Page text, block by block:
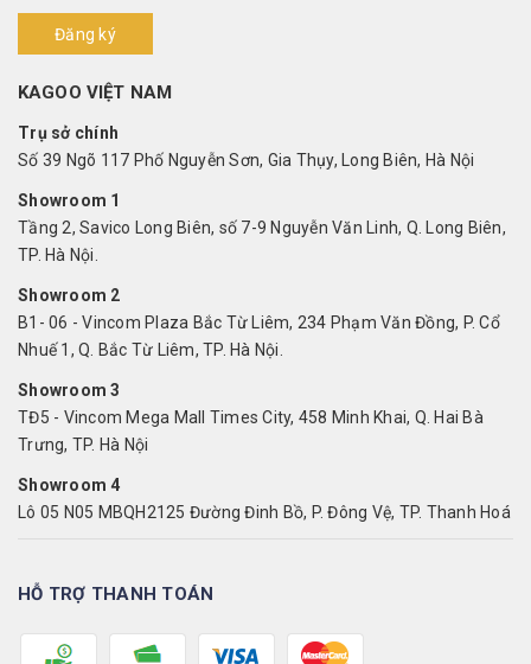
Đăng ký
KAGOO VIỆT NAM
Trụ sở chính
Số 39 Ngõ 117 Phố Nguyễn Sơn, Gia Thụy, Long Biên, Hà Nội
Showroom 1
Tầng 2, Savico Long Biên, số 7-9 Nguyễn Văn Linh, Q. Long Biên,
TP. Hà Nội.
Showroom 2
B1- 06 - Vincom Plaza Bắc Từ Liêm, 234 Phạm Văn Đồng, P. Cổ
Nhuế 1, Q. Bắc Từ Liêm, TP. Hà Nội.
Showroom 3
TĐ5 - Vincom Mega Mall Times City, 458 Minh Khai, Q. Hai Bà
Trưng, TP. Hà Nội
Showroom 4
Lô 05 N05 MBQH2125 Đường Đinh Bồ, P. Đông Vệ, TP. Thanh Hoá
HỖ TRỢ THANH TOÁN